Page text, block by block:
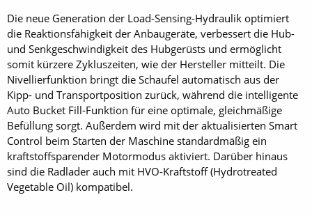
Die neue Generation der Load-Sensing-Hydraulik optimiert
die Reaktionsfähigkeit der Anbaugeräte, verbessert die Hub-
und Senkgeschwindigkeit des Hubgerüsts und ermöglicht
somit kürzere Zykluszeiten, wie der Hersteller mitteilt. Die
Nivellierfunktion bringt die Schaufel automatisch aus der
Kipp- und Transportposition zurück, während die intelligente
Auto Bucket Fill-Funktion für eine optimale, gleichmäßige
Befüllung sorgt. Außerdem wird mit der aktualisierten Smart
Control beim Starten der Maschine standardmäßig ein
kraftstoffsparender Motormodus aktiviert. Darüber hinaus
sind die Radlader auch mit HVO-Kraftstoff (Hydrotreated
Vegetable Oil) kompatibel.